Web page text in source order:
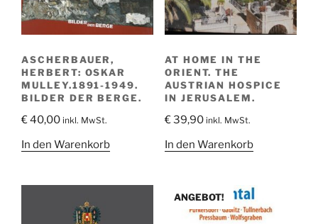
ASCHERBAUER,
HERBERT: OSKAR
MULLEY.1891-1949.
BILDER DER BERGE.
€40,00 inkl. MwSt.
In den Warenkorb
AT HOME IN THE
ORIENT. THE
AUSTRIAN HOSPICE
IN JERUSALEM.
€39,90 inkl. MwSt.
In den Warenkorb
ANGEBOT!